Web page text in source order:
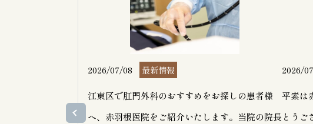
2026/07/08 最新情報
江東区で肛門外科のおすすめをお探しの患者様
へ、赤羽根医院をご紹介いたします。当院の院長
2026/
平素は
とうご